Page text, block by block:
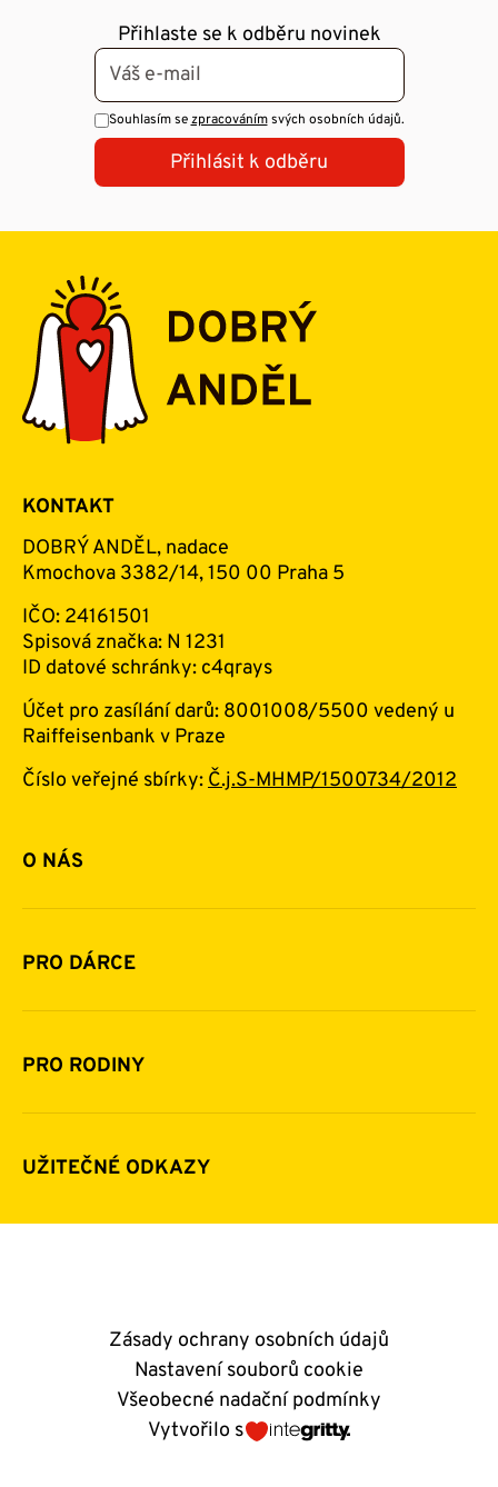
Přihlaste se k odběru novinek
Souhlasím sezpracovánímsvých osobních údajů.
Přihlásit k odběru
KONTAKT
DOBRÝ ANDĚL, nadace
Kmochova 3382/14, 150 00 Praha 5
IČO: 24161501
Spisová značka: N 1231
ID datové schránky: c4qrays
Účet pro zasílání darů: 8001008/5500 vedený u
Raiffeisenbank v Praze
Číslo veřejné sbírky:Č.j.S-MHMP/1500734/2012
O NÁS
Základní informace o nadaci
Historie a zakladatelé
Financování
Pomoc v číslech
Napsali o nás
PRO DÁRCE
Jak pomáhat
Daňová uznatelnost darů
Další možnosti pomoci
Zpravodaje
PRO RODINY
Komu a jak pomáháme
Pravidla poskytování finanční pomoci
UŽITEČNÉ ODKAZY
Kontakty
Zásady ochrany osobních údajů
Nastavení souborů cookie
Všeobecné nadační podmínky
Vytvořilo s